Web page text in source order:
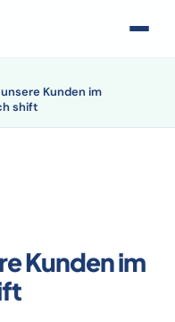
Kunden im
shift
Kunden im